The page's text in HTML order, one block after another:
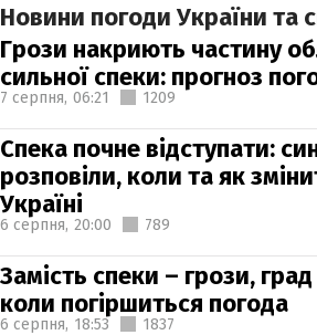
Новини погоди України та
Грози накриють частину
сильної спеки: прогноз
7 серпня, 06:21 1209
Спека почне відступати:
розповіли, коли та як
Україні
6 серпня, 20:00 789
Замість спеки – грози,
коли погіршиться погода
6 серпня, 18:53 1837